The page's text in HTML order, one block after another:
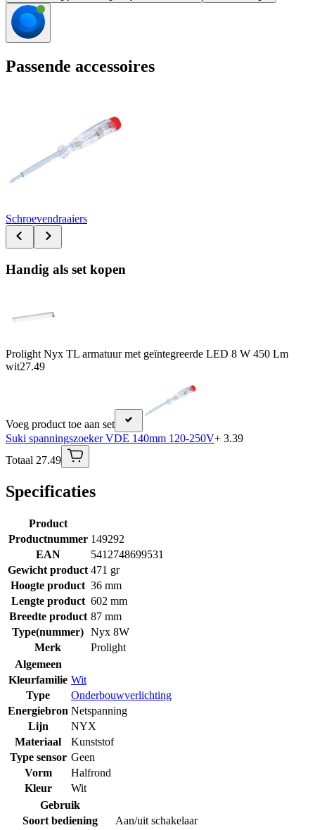
Passende accessoires
Schroevendraaiers
Handig als set kopen
Prolight Nyx TL armatuur met geïntegreerde LED 8 W 450 Lm
wit27.49
Voeg product toe aan set
Suki spanningszoeker VDE 140mm 120-250V+ 3.39
Totaal 27.49
Specificaties
Product
Productnummer 149292
EAN
5412748699531
Gewicht product 471 gr
Hoogte product 36 mm
Lengte product 602 mm
Breedte product 87 mm
Type(nummer) Nyx 8W
Merk
Prolight
Algemeen
Kleurfamilie Wit
Type
Onderbouwverlichting
Energiebron Netspanning
Lijn
NYX
Materiaal
Kunststof
Type sensor Geen
Vorm
Halfrond
Kleur
Wit
Gebruik
Soort bediening
Aan/uit schakelaar